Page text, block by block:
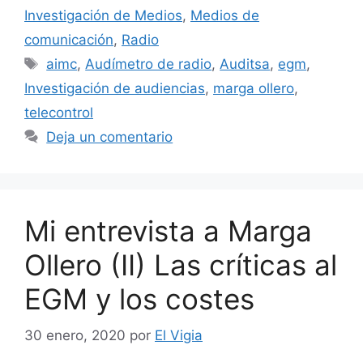
Investigación de Medios, Medios de
comunicación, Radio
Etiquetas
aimc,Audímetro de radio,Auditsa, egm,
Investigación de audiencias, marga ollero,
telecontrol
Deja un comentario
Mi entrevista a Marga
Ollero (II) Las críticas al
EGM y los costes
30 enero, 2020 por El Vigia